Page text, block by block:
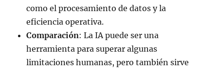
como el procesamiento de datos y la
eficiencia operativa.
Comparación: La IA puede ser una
herramienta para superar algunas
limitaciones humanas, pero también sirve